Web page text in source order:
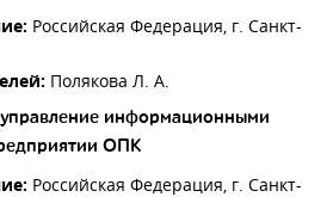
Российская Федерация, г. Санкт-
Полякова Л. А.
информационными
ОПК
Российская Федерация, г. Санкт-